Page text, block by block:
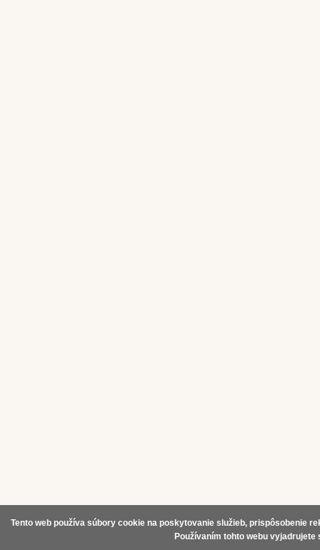
Tento web používa súbory cookie na poskytovanie služieb, prispôsobenie
Používaním tohto webu